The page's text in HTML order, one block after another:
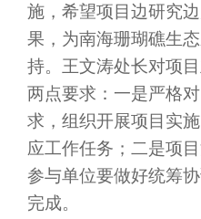
施，希望项目边研究
果，为南海珊瑚礁生
持。王文涛处长对项
两点要求：一是严格
求，组织开展项目实
应工作任务；二是项
参与单位要做好统筹
完成。